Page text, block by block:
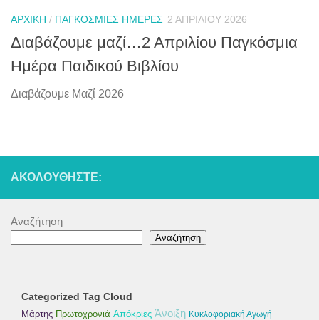
ΑΡΧΙΚΉ / ΠΑΓΚΌΣΜΙΕΣ ΗΜΈΡΕΣ 2 ΑΠΡΙΛΊΟΥ 2026
Διαβάζουμε μαζί…2 Απριλίου Παγκόσμια
Ημέρα Παιδικού Βιβλίου
Διαβάζουμε Μαζί 2026
ΑΚΟΛΟΥΘΉΣΤΕ:
Αναζήτηση
Αναζήτηση
Categorized Tag Cloud
Μάρτης Πρωτοχρονιά Απόκριες Άνοιξη Κυκλοφοριακή Αγωγή